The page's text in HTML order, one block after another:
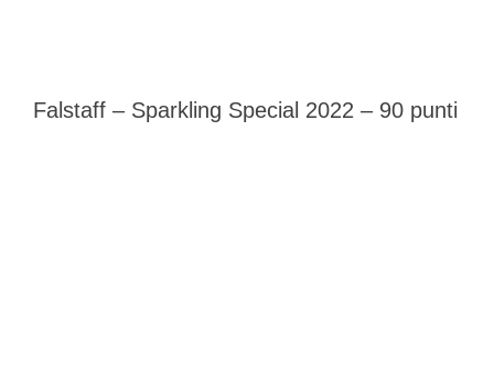
Falstaff – Sparkling Special 2022 – 90 punti